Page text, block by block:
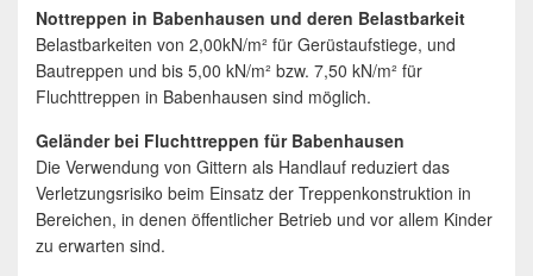
Nottreppen in Babenhausen und deren Belastbarkeit
Belastbarkeiten von 2,00kN/m² für Gerüstaufstiege, und
Bautreppen und bis 5,00 kN/m² bzw. 7,50 kN/m² für
Fluchttreppen in Babenhausen sind möglich.
Geländer bei Fluchttreppen für Babenhausen
Die Verwendung von Gittern als Handlauf reduziert das
Verletzungsrisiko beim Einsatz der Treppenkonstruktion in
Bereichen, in denen öffentlicher Betrieb und vor allem Kinder
zu erwarten sind.